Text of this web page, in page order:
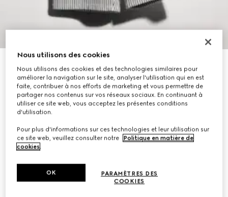
€ 520
Nous utilisons des cookies
Nous utilisons des cookies et des technologies similaires pour
améliorer la navigation sur le site, analyser l'utilisation qui en est
faite, contribuer à nos efforts de marketing et vous permettre de
partager nos contenus sur vos réseaux sociaux. En continuant à
utiliser ce site web, vous acceptez les présentes conditions
d'utilisation.
Pour plus d'informations sur ces technologies et leur utilisation sur
ce site web, veuillez consulter notre
Politique en matière de
cookies.
PARAMÈTRES DES
COOKIES
OK